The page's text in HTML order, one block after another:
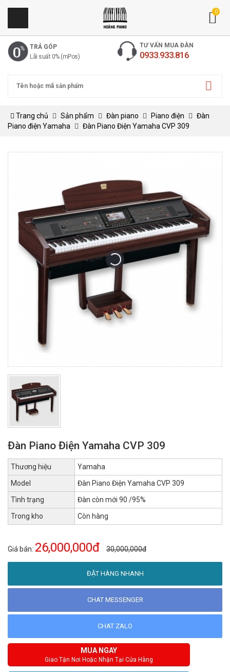
0
TRẢ GÓP
Lãi suất 0% (mPos)
TƯ VẤN MUA ĐÀN
0933.933.816
Trang chủ Sản phẩm Đàn piano Piano điện
Đàn
Piano điện Yamaha
Đàn Piano Điện Yamaha CVP 309
Đàn Piano Điện Yamaha CVP 309
Thương hiệu
Yamaha
Model
Đàn Piano Điện Yamaha CVP 309
Tình trạng
Đàn còn mới 90 /95%
Trong kho
Còn hàng
Giá bán: 26,000,000đ 30,000,000đ
ĐẶT HÀNG NHANH
CHAT MESSENGER
CHAT ZALO
MUA NGAY
Giao Tận Nơi Hoặc Nhận Tại Cửa Hàng